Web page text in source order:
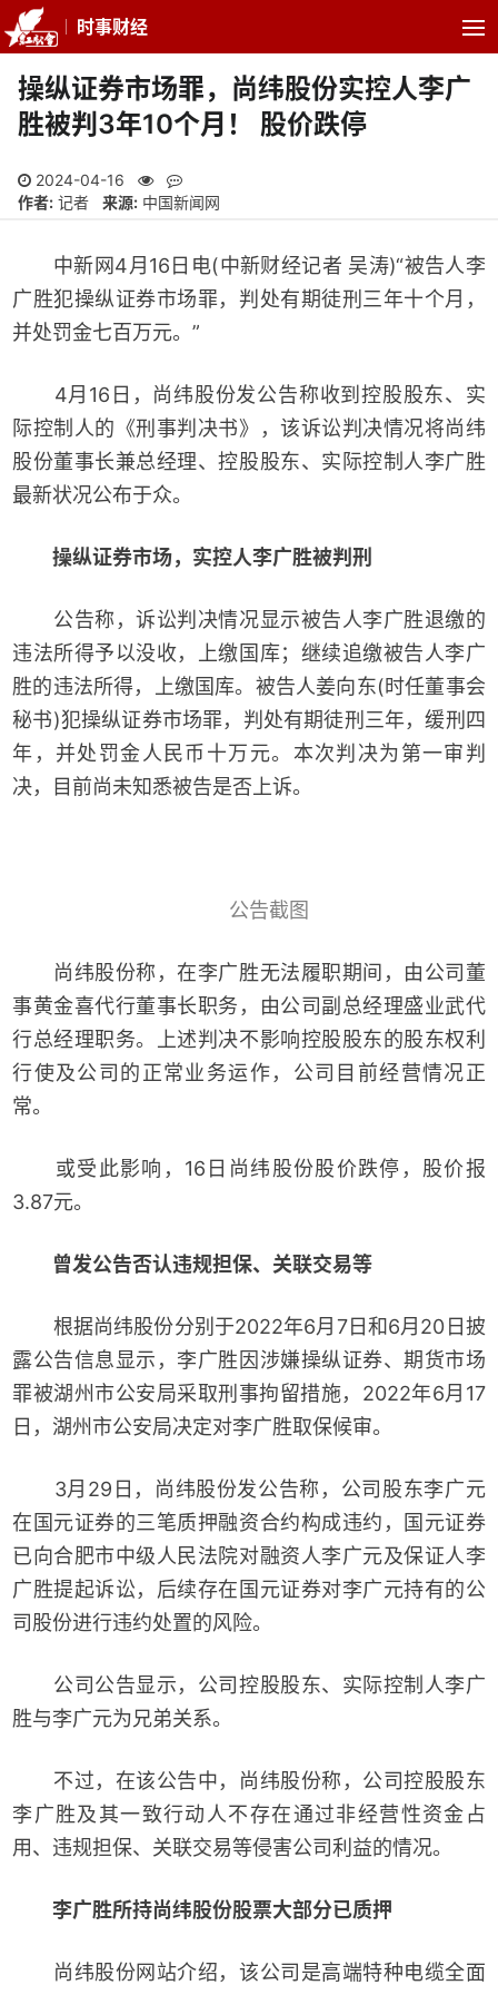
时事财经
操纵证券市场罪，尚纬股份实控人李广
胜被判3年10个月！ 股价跌停
2024-04-16
作者: 记者 来源: 中国新闻网
中新网4月16日电(中新财经记者 吴涛)“被告人李
广胜犯操纵证券市场罪，判处有期徒刑三年十个月，
并处罚金七百万元。”
4月16日，尚纬股份发公告称收到控股股东、实
际控制人的《刑事判决书》，该诉讼判决情况将尚纬
股份董事长兼总经理、控股股东、实际控制人李广胜
最新状况公布于众。
操纵证券市场，实控人李广胜被判刑
公告称，诉讼判决情况显示被告人李广胜退缴的
违法所得予以没收，上缴国库；继续追缴被告人李广
胜的违法所得，上缴国库。被告人姜向东(时任董事会
秘书)犯操纵证券市场罪，判处有期徒刑三年，缓刑四
年，并处罚金人民币十万元。本次判决为第一审判
决，目前尚未知悉被告是否上诉。
公告截图
尚纬股份称，在李广胜无法履职期间，由公司董
事黄金喜代行董事长职务，由公司副总经理盛业武代
行总经理职务。上述判决不影响控股股东的股东权利
行使及公司的正常业务运作，公司目前经营情况正
常。
或受此影响，16日尚纬股份股价跌停，股价报
3.87元。
曾发公告否认违规担保、关联交易等
根据尚纬股份分别于2022年6月7日和6月20日披
露公告信息显示，李广胜因涉嫌操纵证券、期货市场
罪被湖州市公安局采取刑事拘留措施，2022年6月17
日，湖州市公安局决定对李广胜取保候审。
3月29日，尚纬股份发公告称，公司股东李广元
在国元证券的三笔质押融资合约构成违约，国元证券
已向合肥市中级人民法院对融资人李广元及保证人李
广胜提起诉讼，后续存在国元证券对李广元持有的公
司股份进行违约处置的风险。
公司公告显示，公司控股股东、实际控制人李广
胜与李广元为兄弟关系。
不过，在该公告中，尚纬股份称，公司控股股东
李广胜及其一致行动人不存在通过非经营性资金占
用、违规担保、关联交易等侵害公司利益的情况。
李广胜所持尚纬股份股票大部分已质押
尚纬股份网站介绍，该公司是高端特种电缆全面